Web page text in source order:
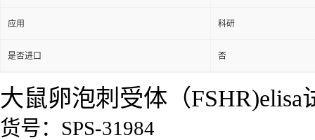
应用 科研
是否进口 否
大鼠卵泡刺受体（FSHR)elisa
货号：SPS-31984